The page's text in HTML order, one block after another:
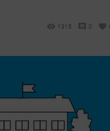
1315 0